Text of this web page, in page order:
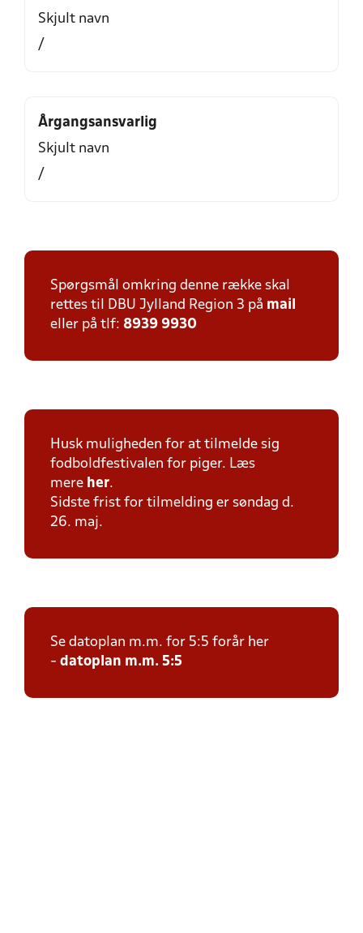
Skjult navn
/
Årgangsansvarlig
Skjult navn
/
Spørgsmål omkring denne række skal
rettes til DBU Jylland Region 3 på mail
eller på tlf: 8939 9930
Husk muligheden for at tilmelde sig
fodboldfestivalen for piger. Læs
mere her.
Sidste frist for tilmelding er søndag d.
26. maj.
Se datoplan m.m. for 5:5 forår her
- datoplan m.m. 5:5